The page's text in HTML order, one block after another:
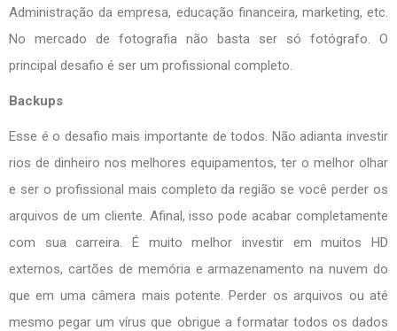
Administração da empresa, educação financeira, marketing, etc.
No mercado de fotografia não basta ser só fotógrafo. O
principal desafio é ser um profissional completo.
Backups
Esse é o desafio mais importante de todos. Não adianta investir
rios de dinheiro nos melhores equipamentos, ter o melhor olhar
e ser o profissional mais completo da região se você perder os
arquivos de um cliente. Afinal, isso pode acabar completamente
com sua carreira. É muito melhor investir em muitos HD
externos, cartões de memória e armazenamento na nuvem do
que em uma câmera mais potente. Perder os arquivos ou até
mesmo pegar um vírus que obrigue a formatar todos os dados